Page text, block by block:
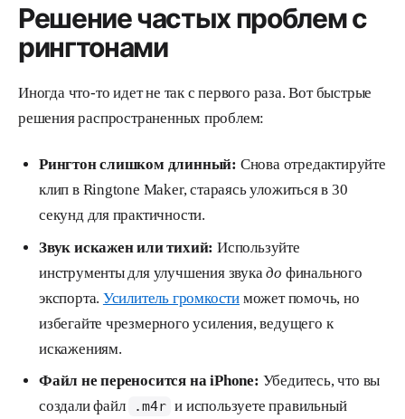
Решение частых проблем с
рингтонами
Иногда что-то идет не так с первого раза. Вот быстрые
решения распространенных проблем:
Рингтон слишком длинный: Снова отредактируйте
клип в Ringtone Maker, стараясь уложиться в 30
секунд для практичности.
Звук искажен или тихий: Используйте
инструменты для улучшения звукадо финального
экспорта. Усилитель громкости может помочь, но
избегайте чрезмерного усиления, ведущего к
искажениям.
Файл не переносится на iPhone: Убедитесь, что вы
создали файл
.m4r и используете правильный